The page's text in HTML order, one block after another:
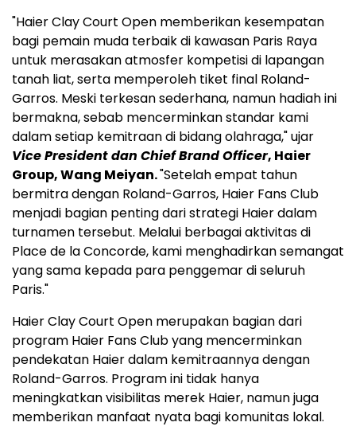
"Haier Clay Court Open memberikan kesempatan
bagi pemain muda terbaik di kawasan Paris Raya
untuk merasakan atmosfer kompetisi di lapangan
tanah liat, serta memperoleh tiket final Roland-
Garros. Meski terkesan sederhana, namun hadiah ini
bermakna, sebab mencerminkan standar kami
dalam setiap kemitraan di bidang olahraga," ujar
Vice President dan Chief Brand Officer, Haier
Group, Wang Meiyan."Setelah empat tahun
bermitra dengan Roland-Garros, Haier Fans Club
menjadi bagian penting dari strategi Haier dalam
turnamen tersebut. Melalui berbagai aktivitas di
Place de la Concorde, kami menghadirkan semangat
yang sama kepada para penggemar di seluruh
Paris."
Haier Clay Court Open merupakan bagian dari
program Haier Fans Club yang mencerminkan
pendekatan Haier dalam kemitraannya dengan
Roland-Garros. Program ini tidak hanya
meningkatkan visibilitas merek Haier, namun juga
memberikan manfaat nyata bagi komunitas lokal.